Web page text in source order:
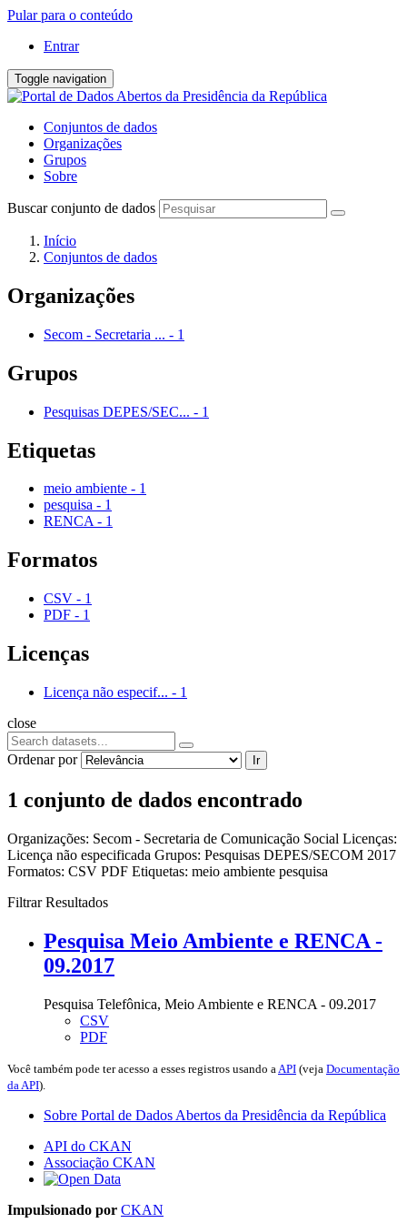
Pular para o conteúdo
Entrar
Toggle navigation
Conjuntos de dados
Organizações
Grupos
Sobre
Buscar conjunto de dados
Início
Conjuntos de dados
Organizações
Secom - Secretaria ... - 1
Grupos
Pesquisas DEPES/SEC... - 1
Etiquetas
meio ambiente - 1
pesquisa - 1
RENCA - 1
Formatos
CSV - 1
PDF - 1
Licenças
Licença não especif... - 1
close
Ordenar por Ir
1 conjunto de dados encontrado
Organizações: Secom - Secretaria de Comunicação Social Licenças:
Licença não especificada Grupos: Pesquisas DEPES/SECOM 2017
Formatos: CSV PDF Etiquetas: meio ambiente pesquisa
Filtrar Resultados
Pesquisa Meio Ambiente e RENCA -
09.2017
Pesquisa Telefônica, Meio Ambiente e RENCA - 09.2017
CSV
PDF
Você também pode ter acesso a esses registros usando a API (veja Documentação
da API).
Sobre Portal de Dados Abertos da Presidência da República
API do CKAN
Associação CKAN
Impulsionado por CKAN